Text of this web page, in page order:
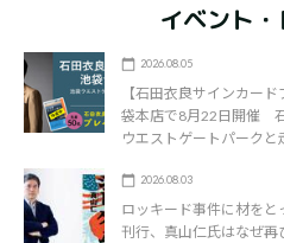
イベント
2026.08.05
【石田衣良サインカー
袋本店で8月22日開催
ウエストゲートパークと
2026.08.03
ロッキード事件に材を
刊行、真山仁氏はなぜ再